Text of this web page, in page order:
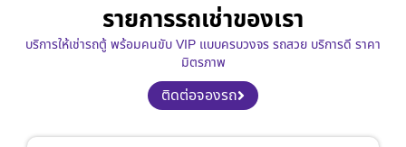
รายการรถเช่าของเรา
บริการให้เช่ารถตู้ พร้อมคนขับ VIP แบบครบวงจร รถสวย บริการดี ราคา
มิตรภาพ
ติดต่อจองรถ